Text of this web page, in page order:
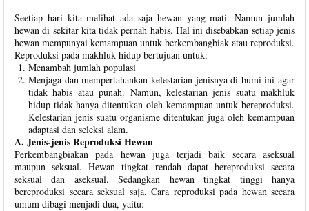
Seetiap hari kita melihat ada saja hewan yang mati. Namun jumlah
hewan di sekitar kita tidak pernah habis. Hal ini disebabkan setiap jenis
hewan mempunyai kemampuan untuk berkembangbiak atau reproduksi.
Reproduksi pada makhluk hidup bertujuan untuk:
Menambah jumlah populasi
Menjaga dan mempertahankan kelestarian jenisnya di bumi ini agar
tidak habis atau punah. Namun, kelestarian jenis suatu makhluk
hidup tidak hanya ditentukan oleh kemampuan untuk bereproduksi.
Kelestarian jenis suatu organisme ditentukan juga oleh kemampuan
adaptasi dan seleksi alam.
A. Jenis-jenis Reproduksi Hewan
Perkembangbiakan pada hewan juga terjadi baik secara aseksual
maupun seksual. Hewan tingkat rendah dapat bereproduksi secara
seksual dan aseksual. Sedangkan hewan tingkat tinggi hanya
bereproduksi secara seksual saja. Cara reproduksi pada hewan secara
umum dibagi menjadi dua, yaitu: